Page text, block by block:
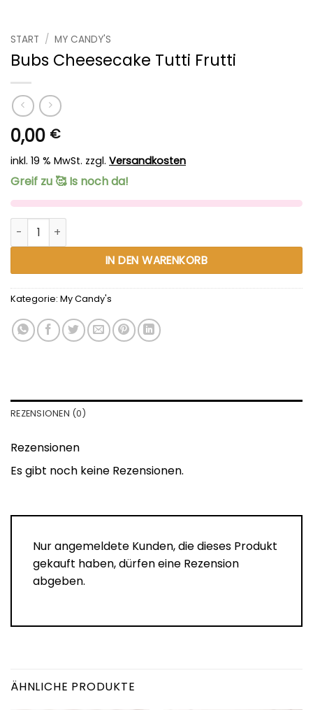
START / MY CANDY'S
Bubs Cheesecake Tutti Frutti
0,00 €
inkl. 19 % MwSt. zzgl. Versandkosten
Greif zu 🥰 Is noch da!
Bubs Cheesecake Tutti Frutti Menge
IN DEN WARENKORB
Alternative:
Kategorie: My Candy's
REZENSIONEN (0)
Rezensionen
Es gibt noch keine Rezensionen.
Nur angemeldete Kunden, die dieses Produkt
gekauft haben, dürfen eine Rezension
abgeben.
ÄHNLICHE PRODUKTE